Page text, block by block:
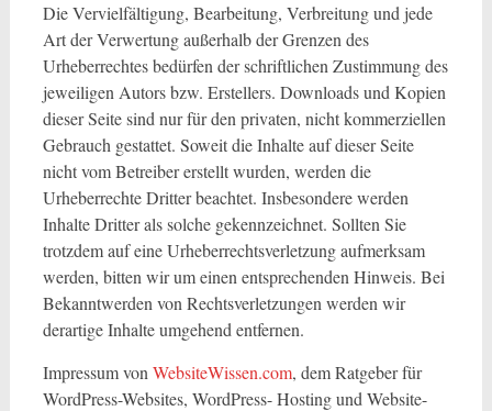
Die Vervielfältigung, Bearbeitung, Verbreitung und jede
Art der Verwertung außerhalb der Grenzen des
Urheberrechtes bedürfen der schriftlichen Zustimmung des
jeweiligen Autors bzw. Erstellers. Downloads und Kopien
dieser Seite sind nur für den privaten, nicht kommerziellen
Gebrauch gestattet. Soweit die Inhalte auf dieser Seite
nicht vom Betreiber erstellt wurden, werden die
Urheberrechte Dritter beachtet. Insbesondere werden
Inhalte Dritter als solche gekennzeichnet. Sollten Sie
trotzdem auf eine Urheberrechtsverletzung aufmerksam
werden, bitten wir um einen entsprechenden Hinweis. Bei
Bekanntwerden von Rechtsverletzungen werden wir
derartige Inhalte umgehend entfernen.
Impressum von WebsiteWissen.com, dem Ratgeber für
WordPress-Websites, WordPress- Hosting und Website-